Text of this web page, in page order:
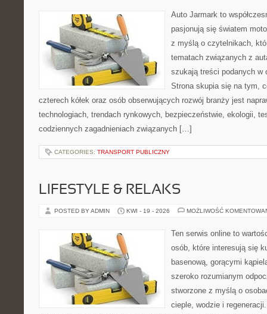
Auto Jarmark to
pasjonują się światem
z myślą o czytelnikach,
tematach związanych z
szukają treści podanych
Strona skupia się na tym,
czterech kółek oraz osób obserwujących rozwój branży jest
technologiach, trendach rynkowych, bezpieczeństwie, ekologii,
codziennych zagadnieniach związanych […]
CATEGORIES: TRANSPORT PUBLICZNY
LIFESTYLE & RELAKS
POSTED BY ADMIN KWI - 19 - 2026 MOŻLIWOŚĆ
Ten serwis online to
osób, które interesują się
basenową, gorącymi
szeroko rozumianym
stworzone z myślą o
cieple, wodzie i